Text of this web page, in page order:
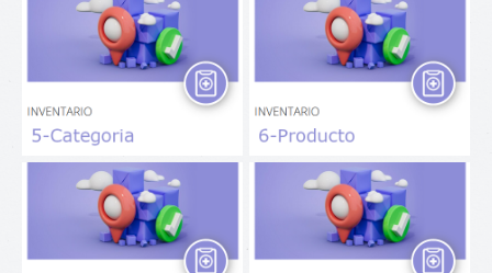
Categoria Producto
Medicamento - Mutidosis Medicamento - Monodosis